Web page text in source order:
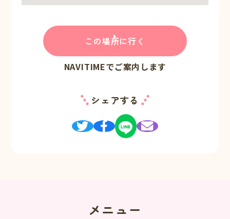
この場所に行く
NAVITIMEでご案内します
シェアする
メニュー